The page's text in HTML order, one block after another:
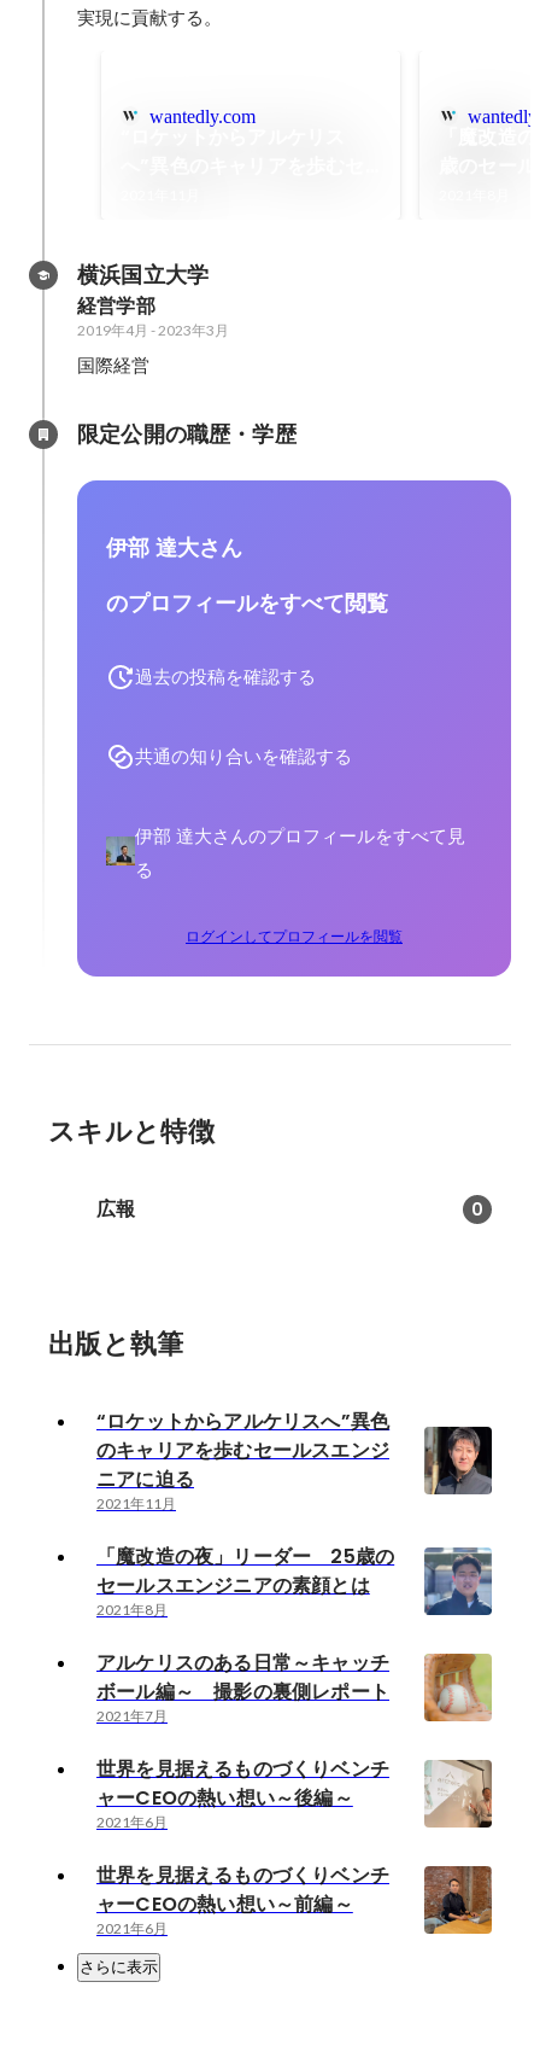
実現に貢献する。
wantedly.com
横浜国立大学
経営学部
2019年4月 - 2023年3月
国際経営
限定公開の職歴・学歴
伊部 達大さん
のプロフィールをすべて閲覧
過去の投稿を確認する
共通の知り合いを確認する
伊部 達大さんのプロフィールをすべて見
る
ログインしてプロフィールを閲覧
スキルと特徴
広報 0
出版と執筆
“ロケットからアルケリスへ”異色
のキャリアを歩むセールスエンジ
ニアに迫る
2021年11月
「魔改造の夜」リーダー 25歳の
セールスエンジニアの素顔とは
2021年8月
アルケリスのある日常～キャッチ
ボール編～ 撮影の裏側レポート
2021年7月
世界を見据えるものづくりベンチ
ャーCEOの熱い想い～後編～
2021年6月
世界を見据えるものづくりベンチ
ャーCEOの熱い想い～前編～
2021年6月
さらに表示